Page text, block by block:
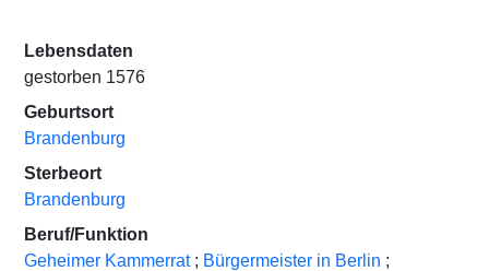
Lebensdaten
gestorben 1576
Geburtsort
Brandenburg
Sterbeort
Brandenburg
Beruf/Funktion
Geheimer Kammerrat ; Bürgermeister in Berlin ;